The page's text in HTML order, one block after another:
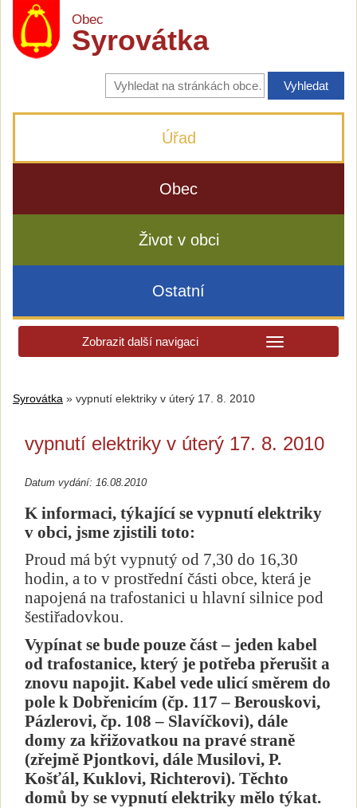
Obec
Syrovátka
Vyhledávání
na
stránkách
Úřad
Obec
Život v obci
Ostatní
Zobrazit další navigaci
Syrovátka » vypnutí elektriky v úterý 17. 8. 2010
vypnutí elektriky v úterý 17. 8. 2010
Datum vydání: 16.08.2010
K informaci, týkající se vypnutí elektriky
v obci, jsme zjistili toto:
Proud má být vypnutý od 7,30 do 16,30
hodin, a to v prostřední části obce, která je
napojená na trafostanici u hlavní silnice pod
šestiřadovkou.
Vypínat se bude pouze část – jeden kabel
od trafostanice, který je potřeba přerušit a
znovu napojit. Kabel vede ulicí směrem do
pole k Dobřenicím (čp. 117 – Berouskovi,
Pázlerovi, čp. 108 – Slavíčkovi), dále
domy za křižovatkou na pravé straně
(zřejmě Pjontkovi, dále Musilovi, P.
Košťál, Kuklovi, Richterovi). Těchto
domů by se vypnutí elektriky mělo týkat.